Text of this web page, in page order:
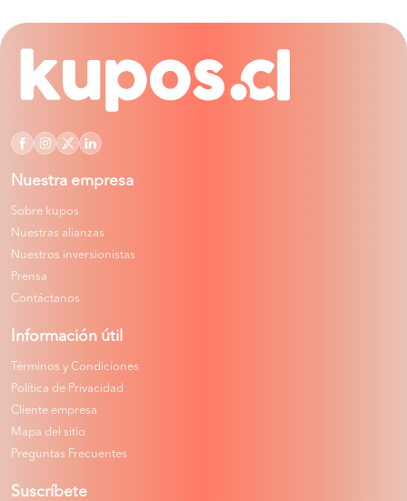
Nuestra empresa
Sobre kupos
Nuestras alianzas
Nuestros inversionistas
Prensa
Contáctanos
Información útil
Términos y Condiciones
Política de Privacidad
Cliente empresa
Mapa del sitio
Preguntas Frecuentes
Suscríbete